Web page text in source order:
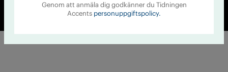
Cookiepolicy
Personuppgiftspolicy
Genom att anmäla dig godkänner du Tidningen
Accents personuppgiftspolicy.